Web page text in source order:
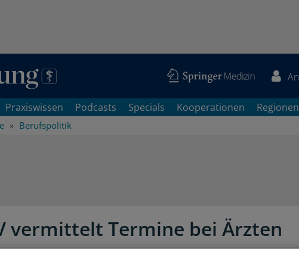
Praxiswissen Podcasts Specials Kooperationen Regionen
Berufspolitik
vermittelt Termine bei Ärzten